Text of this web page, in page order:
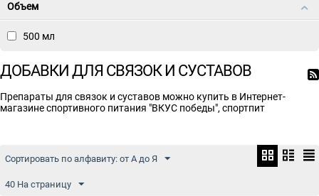
Объем
500 мл
ДОБАВКИ ДЛЯ СВЯЗОК И СУСТАВОВ
Препараты для связок и суставов можно купить в Интернет-
магазине спортивного питания "ВКУС победы", спортпит
Сортировать по алфавиту: от А до Я
40 На страницу